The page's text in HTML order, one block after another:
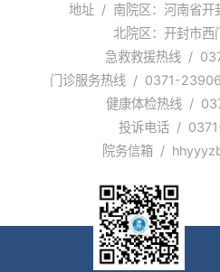
地址 / 南院区：河南省开
北院区：开封市西
急救救援热线 /
门诊服务热线 / 0371-
健康体检热线 /
投诉电话 /
院务信箱 /